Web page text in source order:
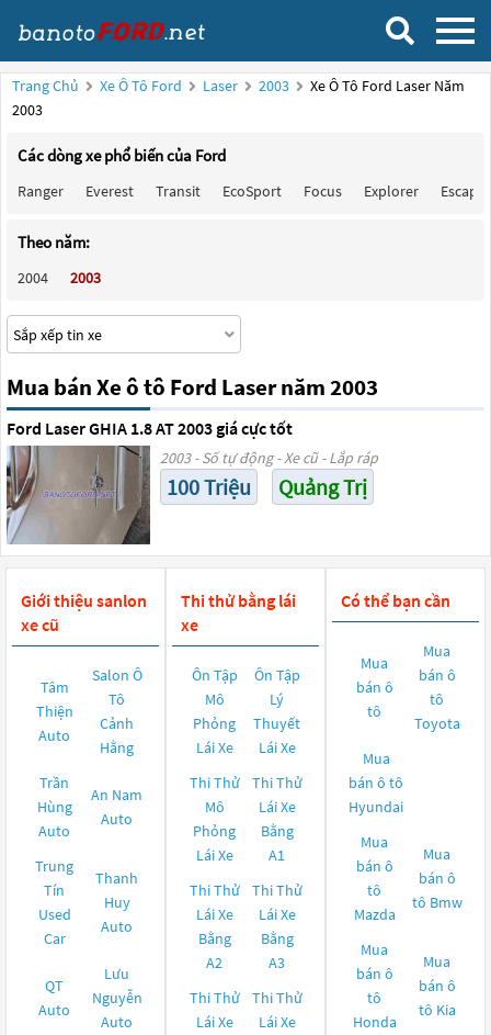
Trang Chủ Xe Ô Tô Ford Laser 2003
Xe Ô Tô Ford Laser Năm
2003
Các dòng xe phổ biến của Ford
Ranger Everest Transit EcoSport Focus Explorer Escape
Theo năm:
2004 2003
Mua bán Xe ô tô Ford Laser năm 2003
Ford Laser GHIA 1.8 AT 2003 giá cực tốt
2003 - Số tự động - Xe cũ - Lắp ráp
100 Triệu Quảng Trị
Giới thiệu sanlon
xe cũ
Tâm
Thiện
Auto
Salon Ô
Tô
Cảnh
Hằng
Trần
Hùng
Auto
An Nam
Auto
Trung
Tín
Used
Car
Thanh
Huy
Auto
QT
Auto
Lưu
Nguyễn
Auto
Thi thử bằng lái
xe
Ôn Tập
Mô
Phỏng
Lái Xe
Ôn Tập
Lý
Thuyết
Lái Xe
Thi Thử
Mô
Phỏng
Lái Xe
Thi Thử
Lái Xe
Bằng
A1
Thi Thử
Lái Xe
Bằng
A2
Thi Thử
Lái Xe
Bằng
A3
Thi Thử
Lái Xe
Thi Thử
Lái Xe
Có thể bạn cần
Mua
bán ô
tô
Mua
bán ô
tô
Toyota
Mua
bán ô tô
Hyundai
Mua
bán ô
tô
Mazda
Mua
bán ô
tô Bmw
Mua
bán ô
tô
Honda
Mua
bán ô
tô Kia